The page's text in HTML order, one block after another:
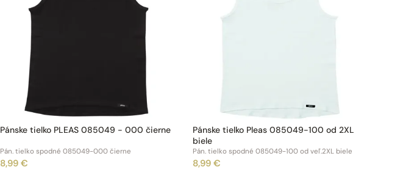
Pánske tielko PLEAS 085049 - 000 čierne
Pán. tielko spodné 085049-000 čierne
8,99 €
Pánske tielko Pleas 085049-100 od 2XL
biele
Pán. tielko spodné 085049-100 od veľ.2XL biele
8,99 €